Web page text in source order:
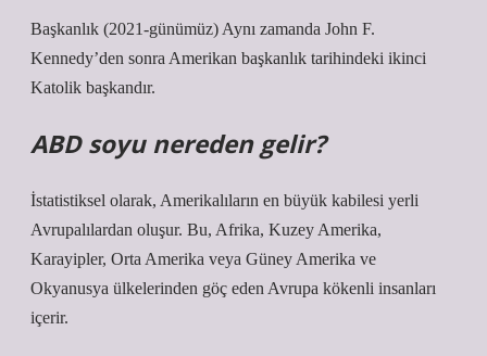
Başkanlık (2021-günümüz) Aynı zamanda John F.
Kennedy’den sonra Amerikan başkanlık tarihindeki ikinci
Katolik başkandır.
ABD soyu nereden gelir?
İstatistiksel olarak, Amerikalıların en büyük kabilesi yerli
Avrupalılardan oluşur. Bu, Afrika, Kuzey Amerika,
Karayipler, Orta Amerika veya Güney Amerika ve
Okyanusya ülkelerinden göç eden Avrupa kökenli insanları
içerir.